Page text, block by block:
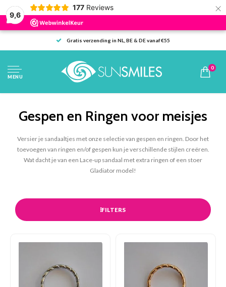
9,6
177 Reviews ×
Gratis verzending in NL, BE & DE vanaf €55
MENU
0
Gespen en Ringen voor meisjes
Versier je sandaaltjes met onze selectie van gespen en ringen. Door het
toevoegen van ringen en/of gespen kun je verschillende stijlen creëren.
Wat dacht je van een Lace-up sandaal met extra ringen of een stoer
Gladiator model!
FILTERS